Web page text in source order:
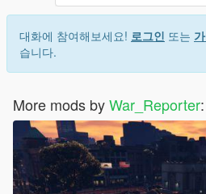
대화에 참여해보세요! 로그인 또는
습니다.
More mods byWar_Reporter: